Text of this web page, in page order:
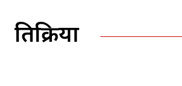
प्रतिक्रिया